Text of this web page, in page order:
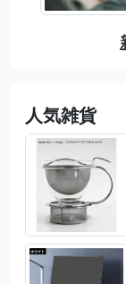
人気雑貨